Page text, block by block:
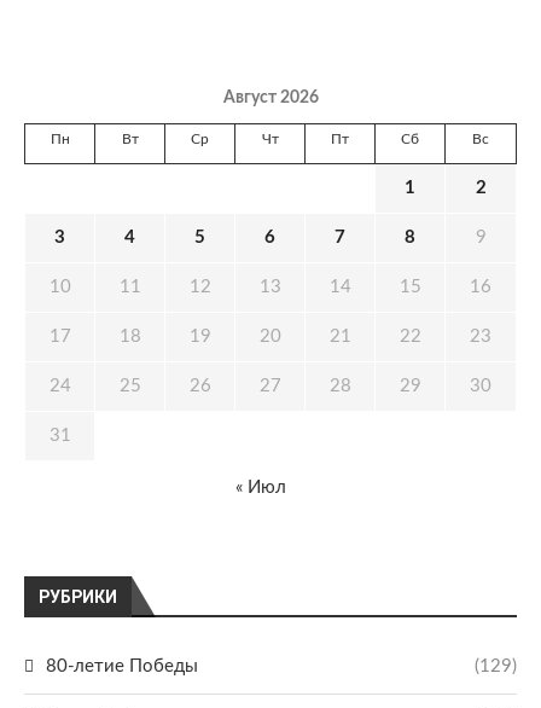
РУБРИКИ
80-летие Победы (129)
Август 2026
Пн Вт Ср Чт Пт Сб Вс
1 2
3 4 5 6 7 8 9
10 11 12 13 14 15 16
17 18 19 20 21 22 23
24 25 26 27 28 29 30
31
« Июл